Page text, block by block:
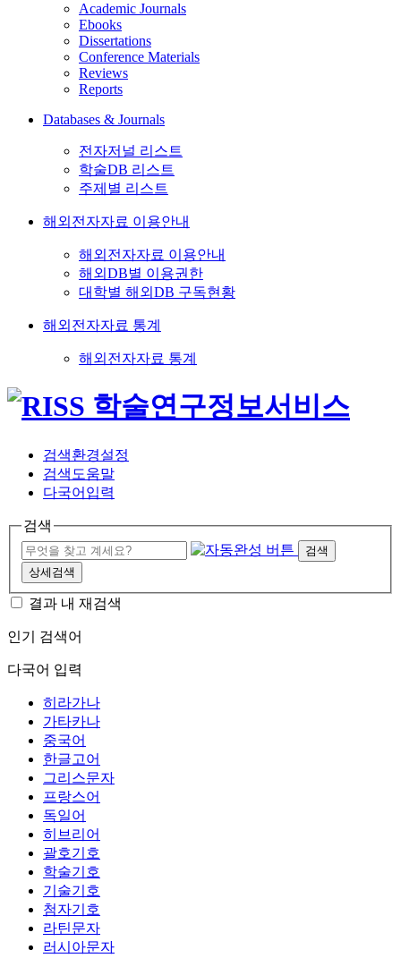
Academic Journals
Ebooks
Dissertations
Conference Materials
Reviews
Reports
Databases & Journals
전자저널 리스트
학술DB 리스트
주제별 리스트
해외전자자료 이용안내
해외전자자료 이용안내
해외DB별 이용권한
대학별 해외DB 구독현황
해외전자자료 통계
해외전자자료 통계
검색환경설정
검색도움말
다국어입력
검색
검색
상세검색
결과 내 재검색
인기 검색어
다국어 입력
히라가나
가타카나
중국어
한글고어
그리스문자
프랑스어
독일어
히브리어
괄호기호
학술기호
기술기호
첨자기호
라틴문자
러시아문자